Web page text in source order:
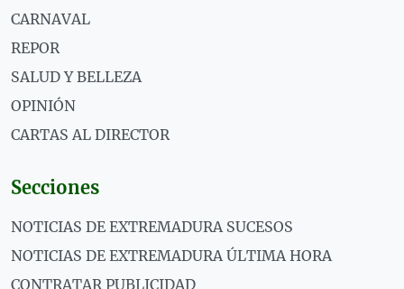
CARNAVAL
REPOR
SALUD Y BELLEZA
OPINIÓN
CARTAS AL DIRECTOR
Secciones
NOTICIAS DE EXTREMADURA SUCESOS
NOTICIAS DE EXTREMADURA ÚLTIMA HORA
CONTRATAR PUBLICIDAD